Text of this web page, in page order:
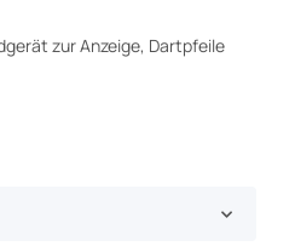
zur Anzeige, Dartpfeile